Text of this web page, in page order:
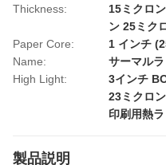
Thickness:
15ミクロ
ン 25ミク
Paper Core:
1 インチ
Name:
サーマル
High Light:
3インチ
23ミクロ
印刷用熱
製品説明